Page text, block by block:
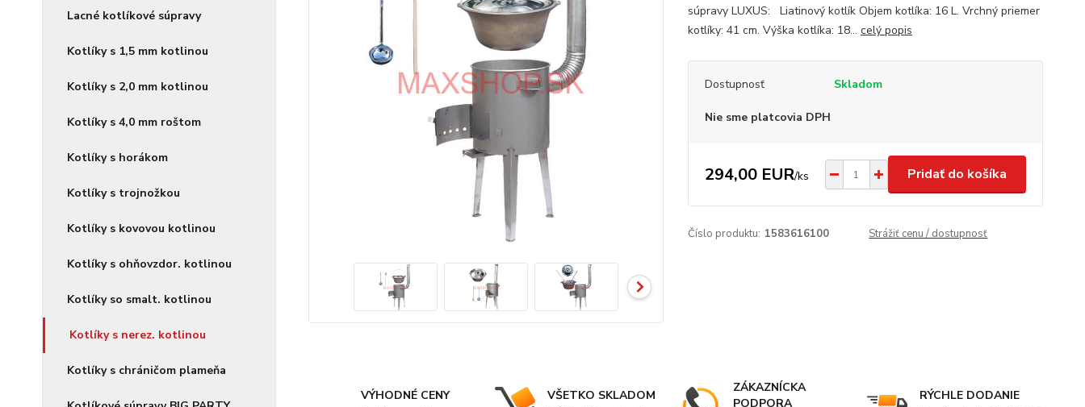
Lacné kotlíkové súpravy
Kotlíky s 1,5 mm kotlinou
Kotlíky s 2,0 mm kotlinou
Kotlíky s 4,0 mm roštom
Kotlíky s horákom
Kotlíky s trojnožkou
Kotlíky s kovovou kotlinou
Kotlíky s ohňovzdor. kotlinou
Kotlíky so smalt. kotlinou
Kotlíky s nerez. kotlinou
Kotlíky s chráničom plameňa
súpravy LUXUS: Liatinový kotlík Objem kotlíka: 16 L. Vrchný priemer
kotlíky: 41 cm. Výška kotlíka: 18... celý popis
Dostupnosť Skladom
Nie sme platcovia DPH
294,00 EUR/ks Pridať do košíka
Číslo produktu: 1583616100 Strážiť cenu / dostupnosť
VÝHODNÉ CENY
VŠETKO SKLADOM
ZÁKAZNÍCKA
PODPORA
RÝCHLE DODANIE